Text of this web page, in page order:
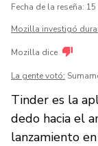
Fecha de la reseña:
Mozilla investigó
Mozilla dice
La gente votó:
Tinder es la
dedo hacia el
lanzamiento